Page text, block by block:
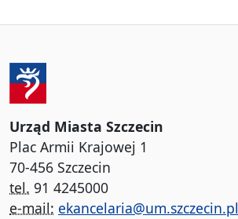
Urząd Miasta Szczecin
Plac Armii Krajowej 1
70-456 Szczecin
tel. 91 4245000
e-mail: ekancelaria@um.szczecin.pl